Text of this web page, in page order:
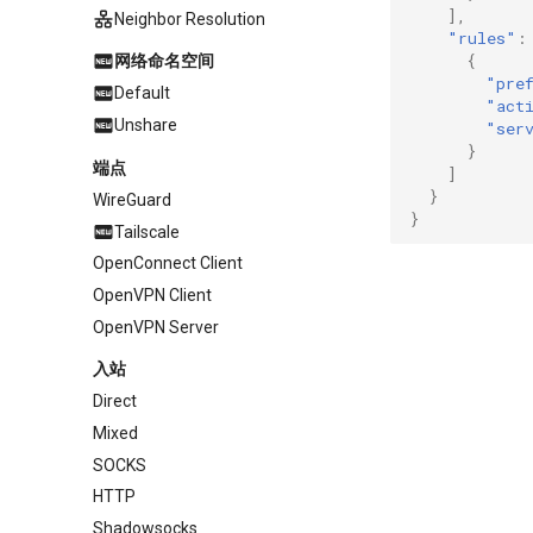
Neighbor Resolution
网络命名空间
Default
Unshare
端点
WireGuard
Tailscale
OpenConnect Client
OpenVPN Client
OpenVPN Server
入站
Direct
Mixed
SOCKS
HTTP
Shadowsocks
],
"rules" :
{
}
]
}
}